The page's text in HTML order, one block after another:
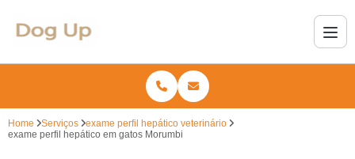
Home Serviços
exame perfil hepático veterinário
exame perfil hepático em gatos Morumbi